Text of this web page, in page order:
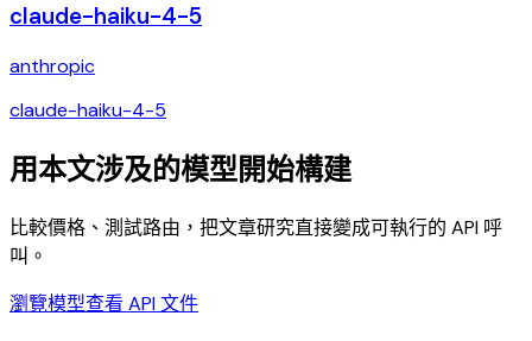
claude-haiku-4-5
anthropic
claude-haiku-4-5
用本文涉及的模型開始構建
比較價格、測試路由，把文章研究直接變成可執行的 API 呼
叫。
瀏覽模型查看 API 文件